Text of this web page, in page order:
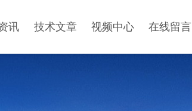
讯 技术文章 视频中心 在线留言